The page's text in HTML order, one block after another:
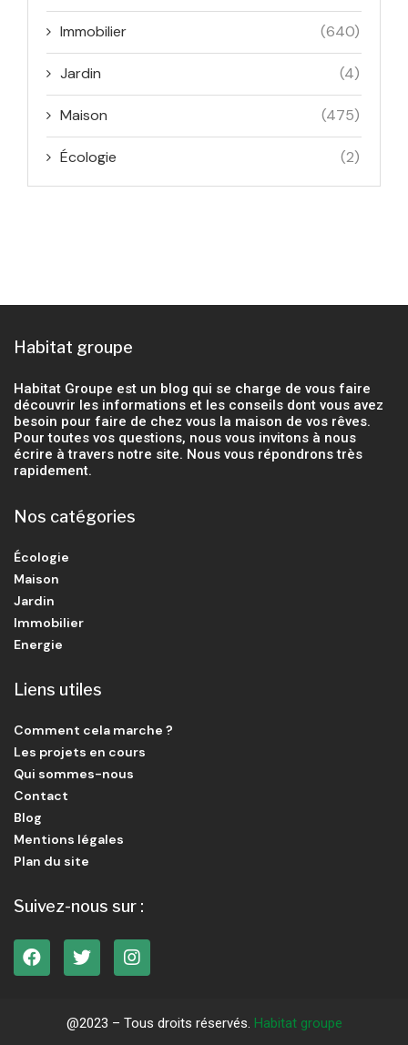
Immobilier (640)
Jardin (4)
Maison (475)
Écologie (2)
Habitat groupe
Habitat Groupe est un blog qui se charge de vous faire
découvrir les informations et les conseils dont vous avez
besoin pour faire de chez vous la maison de vos rêves.
Pour toutes vos questions, nous vous invitons à nous
écrire à travers notre site. Nous vous répondrons très
rapidement.
Nos catégories
Écologie
Maison
Jardin
Immobilier
Energie
Liens utiles
Comment cela marche ?
Les projets en cours
Qui sommes-nous
Contact
Blog
Mentions légales
Plan du site
Suivez-nous sur :
@2023 – Tous droits réservés. Habitat groupe